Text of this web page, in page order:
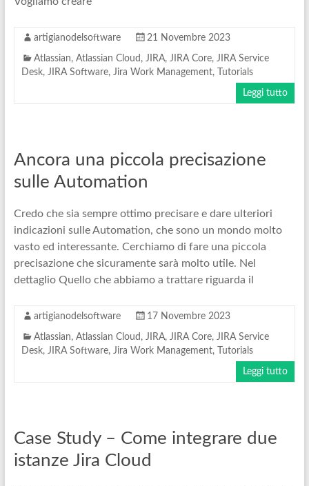
artigianodelsoftware 21 Novembre 2023
Atlassian, Atlassian Cloud , JIRA, JIRA Core, JIRA Service
Desk, JIRA Software, Jira Work Management, Tutorials
Leggi tutto
Ancora una piccola precisazione
sulle Automation
Credo che sia sempre ottimo precisare e dare ulteriori
indicazioni sulle Automation, che sono un mondo molto
vasto ed interessante. Cerchiamo di fare una piccola
precisazione che sicuramente sarà molto utile. Nel
dettaglio Quello che abbiamo a trattare riguarda il
artigianodelsoftware 17 Novembre 2023
Atlassian, Atlassian Cloud , JIRA, JIRA Core, JIRA Service
Desk, JIRA Software, Jira Work Management, Tutorials
Leggi tutto
Case Study – Come integrare due
istanze Jira Cloud